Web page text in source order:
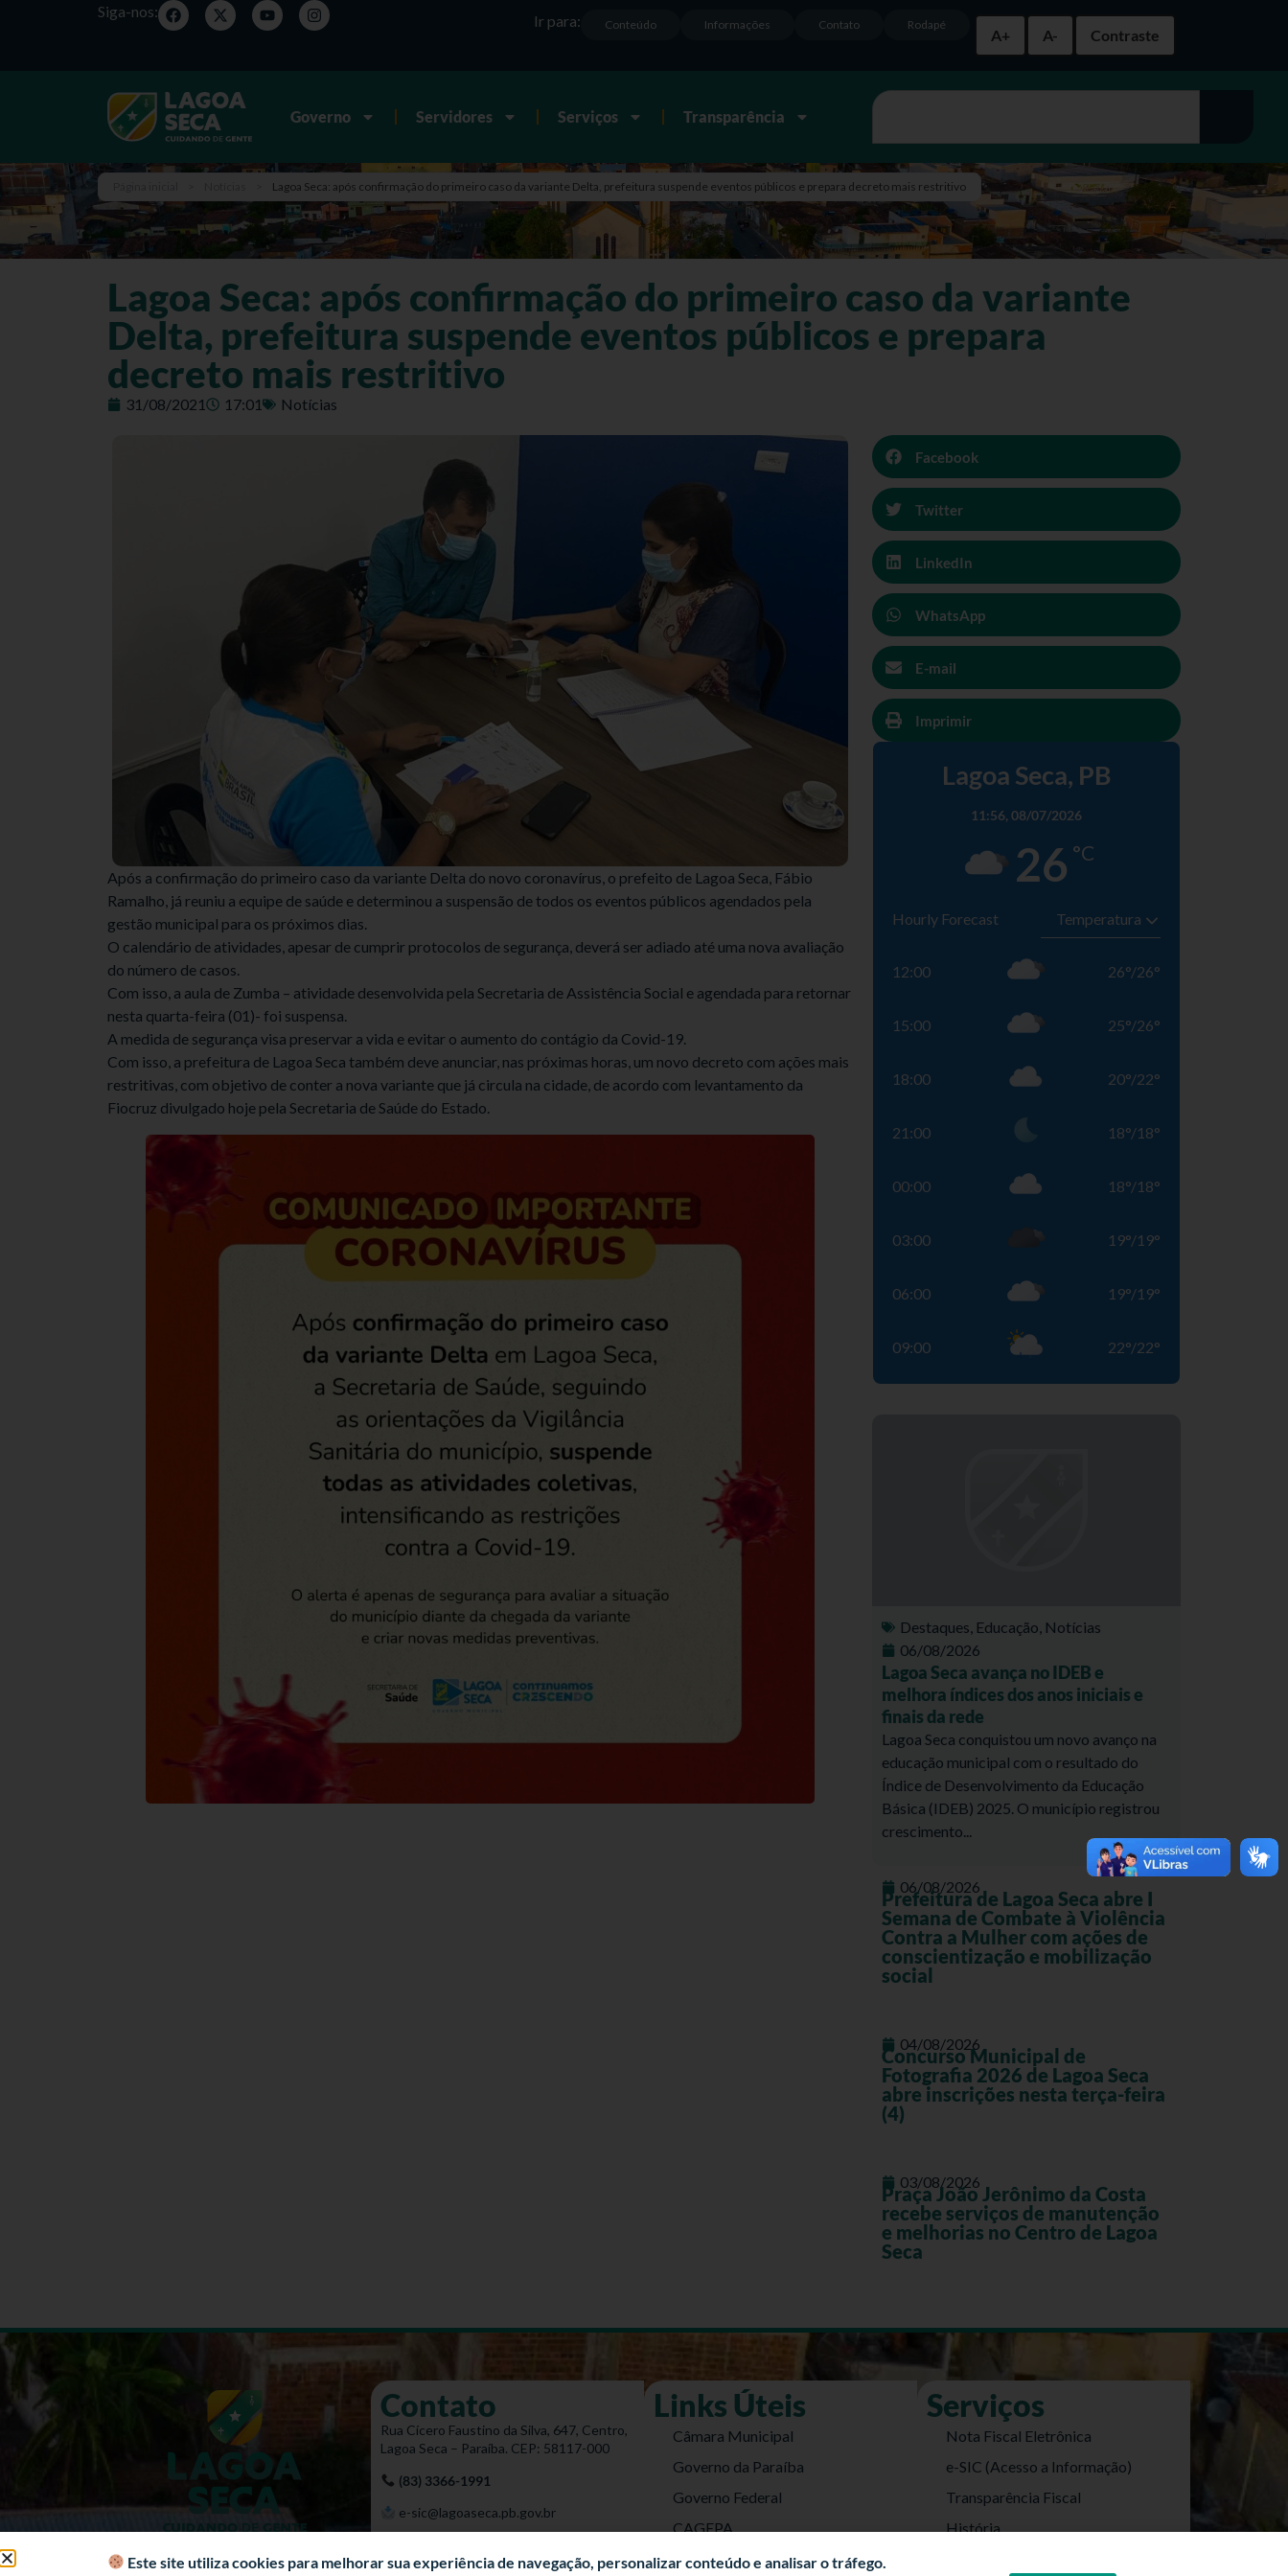
Siga-nos:
A+
A- Contraste
Rodapé
Contato
Informações
Conteúdo
Ir para:
Governo Servidores Serviços Transparência
Lagoa Seca: após confirmação do primeiro caso da variante Delta, prefeitura suspende eventos públicos e prepara decreto mais restritivo
Lagoa Seca: após confirmação do primeiro caso da variante
Delta, prefeitura suspende eventos públicos e prepara
decreto mais restritivo
31/08/2021 17:01 Notícias
Após a confirmação do primeiro caso da variante Delta do novo coronavírus, o prefeito de Lagoa Seca, Fábio
Ramalho, já reuniu a equipe de saúde e determinou a suspensão de todos os eventos públicos agendados pela
gestão municipal para os próximos dias.
O calendário de atividades, apesar de cumprir protocolos de segurança, deverá ser adiado até uma nova avaliação
do número de casos.
Com isso, a aula de Zumba – atividade desenvolvida pela Secretaria de Assistência Social e agendada para retornar
nesta quarta-feira (01)- foi suspensa.
A medida de segurança visa preservar a vida e evitar o aumento do contágio da Covid-19.
Com isso, a prefeitura de Lagoa Seca também deve anunciar, nas próximas horas, um novo decreto com ações mais
restritivas, com objetivo de conter a nova variante que já circula na cidade, de acordo com levantamento da
Fiocruz divulgado hoje pela Secretaria de Saúde do Estado.
Facebook
Twitter
LinkedIn
WhatsApp
E-mail
Imprimir
Lagoa Seca, PB
11:56, 08/07/2026
26 °C
Hourly Forecast
12:00 26°/26°
15:00 25°/26°
18:00 20°/22°
21:00 18°/18°
00:00 18°/18°
03:00 19°/19°
06:00 19°/19°
09:00 22°/22°
Destaques, Educação, Notícias
06/08/2026
Lagoa Seca avança no IDEB e
melhora índices dos anos iniciais e
finais da rede
Lagoa Seca conquistou um novo avanço na
educação municipal com o resultado do
Índice de Desenvolvimento da Educação
Básica (IDEB) 2025. O município registrou
crescimento...
06/08/2026
Prefeitura de Lagoa Seca abre I
Semana de Combate à Violência
Contra a Mulher com ações de
conscientização e mobilização
social
04/08/2026
Concurso Municipal de
Fotografia 2026 de Lagoa Seca
abre inscrições nesta terça-feira
(4)
03/08/2026
Praça João Jerônimo da Costa
recebe serviços de manutenção
e melhorias no Centro de Lagoa
Seca
Contato
Rua Cícero Faustino da Silva, 647, Centro,
Lagoa Seca – Paraíba. CEP: 58117-000
(83) 3366-1991
e-sic@lagoaseca.pb.gov.br
Links Úteis
Câmara Municipal
Governo da Paraíba
Governo Federal
CAGEPA
DETRAN
Serviços
Nota Fiscal Eletrônica
e-SIC (Acesso a Informação)
Transparência Fiscal
História
Este site utiliza cookies para melhorar sua experiência de navegação, personalizar conteúdo e analisar o tráfego.